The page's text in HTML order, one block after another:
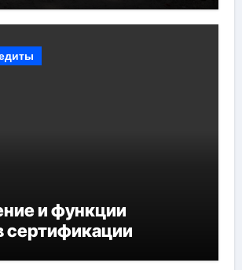
и обустройства
и функции
сертификации